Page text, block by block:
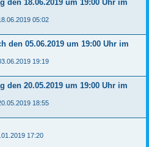
den 18.06.2019 um 19:00 Uhr im
05:02
den 05.06.2019 um 19:00 Uhr im
19:19
den 20.05.2019 um 19:00 Uhr im
18:55
17:20